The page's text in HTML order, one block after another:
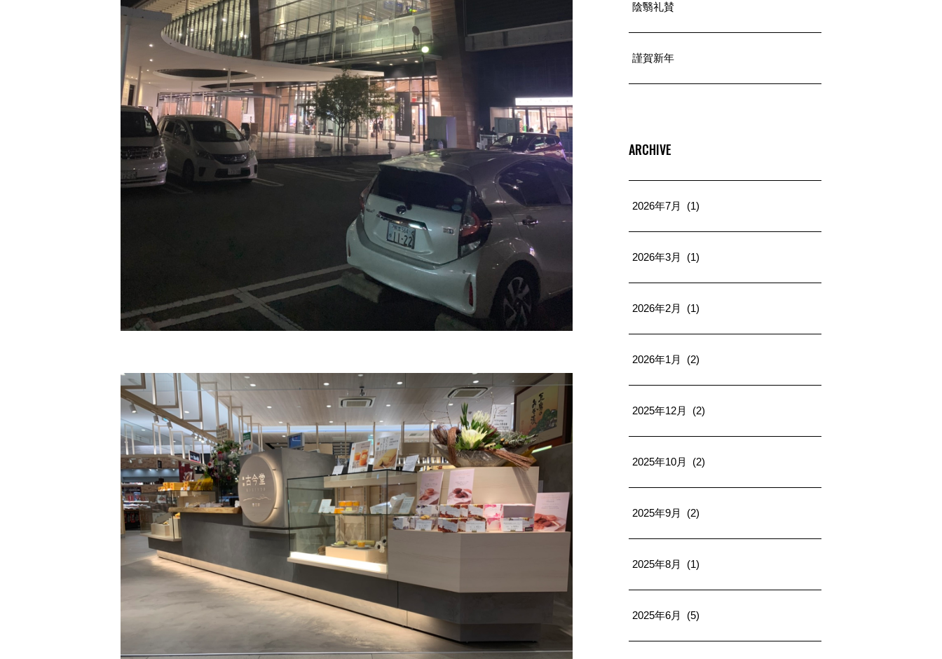
陰翳礼賛
謹賀新年
ARCHIVE
2026年7月 (1)
2026年3月 (1)
2026年2月 (1)
2026年1月 (2)
2025年12月 (2)
2025年10月 (2)
2025年9月 (2)
2025年8月 (1)
2025年6月 (5)